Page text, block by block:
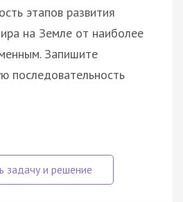
этапов развития
на Земле от наиболее
Запишите
последовательность